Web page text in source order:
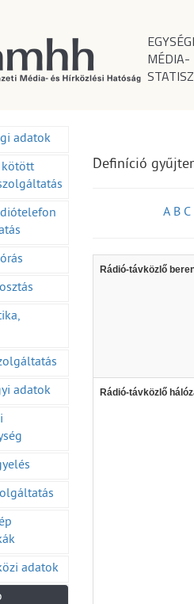
MÉDIA-
adatok
kötött
adatok
adatok
Definíció
A B C
Rádió-távközlő
Rádió-távközlő